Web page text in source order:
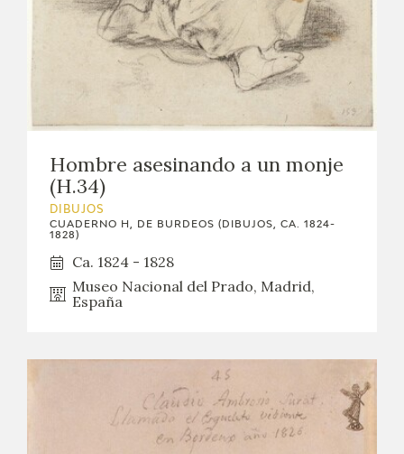
Hombre asesinando a un monje
(H.34)
DIBUJOS
CUADERNO H, DE BURDEOS (DIBUJOS, CA. 1824-
1828)
Ca. 1824 - 1828
Museo Nacional del Prado, Madrid,
España